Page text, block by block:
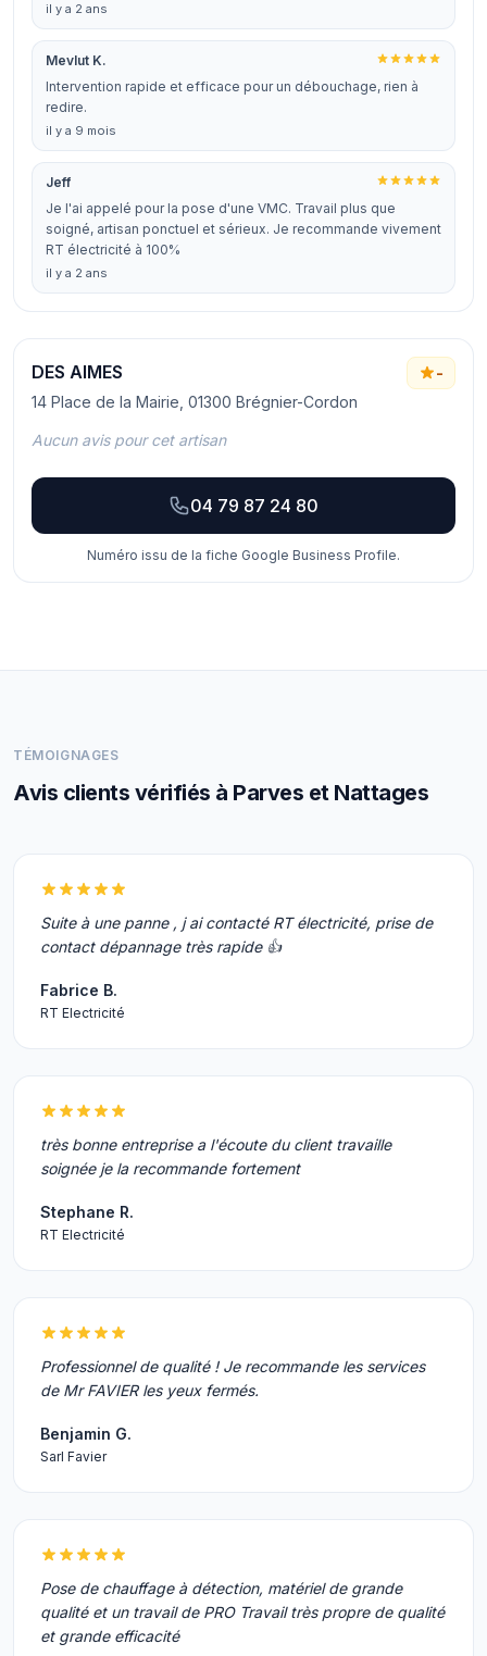
il y a 2 ans
Mevlut K.
Intervention rapide et efficace pour un débouchage, rien à
redire.
il y a 9 mois
Jeff
Je l'ai appelé pour la pose d'une VMC. Travail plus que
soigné, artisan ponctuel et sérieux. Je recommande vivement
RT électricité à 100%
il y a 2 ans
DES AIMES
14 Place de la Mairie, 01300 Brégnier-Cordon
-
Aucun avis pour cet artisan
04 79 87 24 80
Numéro issu de la fiche Google Business Profile.
TÉMOIGNAGES
Avis clients vérifiés à Parves et Nattages
Suite à une panne , j ai contacté RT électricité, prise de
contact dépannage très rapide 👍
Fabrice B.
RT Electricité
très bonne entreprise a l'écoute du client travaille
soignée je la recommande fortement
Stephane R.
RT Electricité
Professionnel de qualité ! Je recommande les services
de Mr FAVIER les yeux fermés.
Benjamin G.
Sarl Favier
Pose de chauffage à détection, matériel de grande
qualité et un travail de PRO Travail très propre de qualité
et grande efficacité